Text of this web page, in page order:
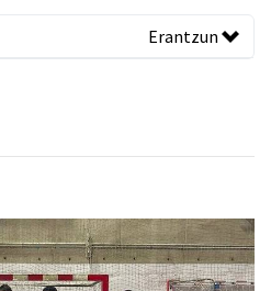
Erantzun